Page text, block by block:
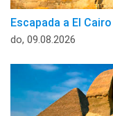
Escapada a El
do, 09.08.2026